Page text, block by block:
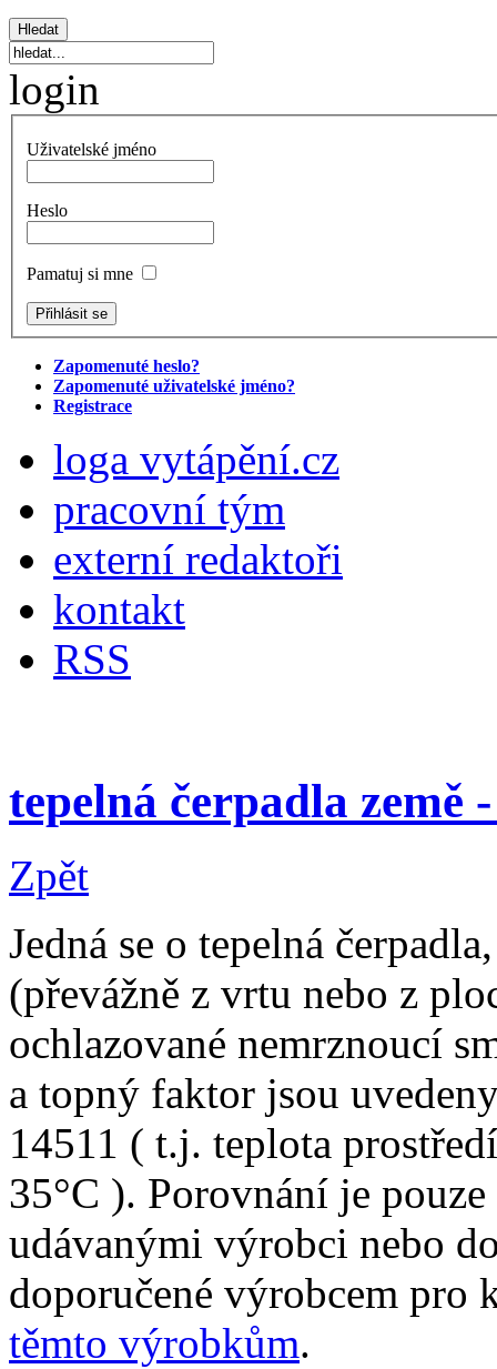
login
Uživatelské jméno
Heslo
Pamatuj si mne
Zapomenuté heslo?
Zapomenuté uživatelské jméno?
Registrace
loga vytápění.cz
pracovní tým
externí redaktoři
kontakt
RSS
tepelná čerpadla země
Zpět
Jedná se o tepelná
(převážně z vrtu nebo z
ochlazované nemrznoucí
a topný faktor jsou
14511 ( t.j. teplota
35°C ). Porovnání je
udávanými výrobci nebo
doporučené výrobcem pro
těmto výrobkům.